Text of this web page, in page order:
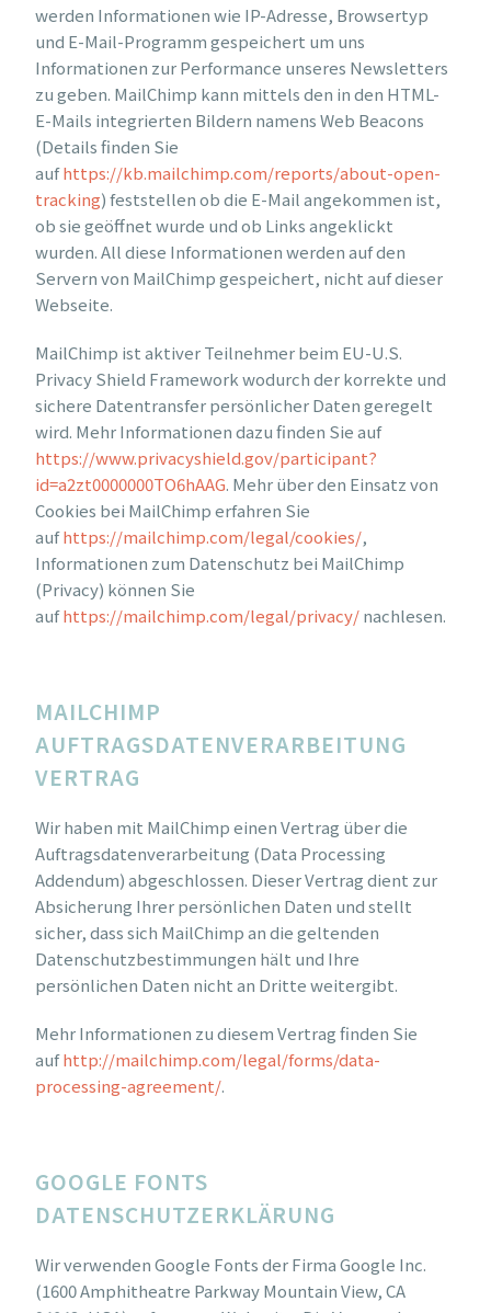
werden Informationen wie IP-Adresse, Browsertyp
und E-Mail-Programm gespeichert um uns
Informationen zur Performance unseres Newsletters
zu geben. MailChimp kann mittels den in den HTML-
E-Mails integrierten Bildern namens Web Beacons
(Details finden Sie
aufhttps://kb.mailchimp.com/reports/about-open-
tracking) feststellen ob die E-Mail angekommen ist,
ob sie geöffnet wurde und ob Links angeklickt
wurden. All diese Informationen werden auf den
Servern von MailChimp gespeichert, nicht auf dieser
Webseite.
MailChimp ist aktiver Teilnehmer beim EU-U.S.
Privacy Shield Framework wodurch der korrekte und
sichere Datentransfer persönlicher Daten geregelt
wird. Mehr Informationen dazu finden Sie auf
https://www.privacyshield.gov/participant?
id=a2zt0000000TO6hAAG. Mehr über den Einsatz von
Cookies bei MailChimp erfahren Sie
aufhttps://mailchimp.com/legal/cookies/,
Informationen zum Datenschutz bei MailChimp
(Privacy) können Sie
aufhttps://mailchimp.com/legal/privacy/nachlesen.
MAILCHIMP
AUFTRAGSDATENVERARBEITUNG
VERTRAG
Wir haben mit MailChimp einen Vertrag über die
Auftragsdatenverarbeitung (Data Processing
Addendum) abgeschlossen. Dieser Vertrag dient zur
Absicherung Ihrer persönlichen Daten und stellt
sicher, dass sich MailChimp an die geltenden
Datenschutzbestimmungen hält und Ihre
persönlichen Daten nicht an Dritte weitergibt.
Mehr Informationen zu diesem Vertrag finden Sie
aufhttp://mailchimp.com/legal/forms/data-
processing-agreement/.
GOOGLE FONTS
DATENSCHUTZERKLÄRUNG
Wir verwenden Google Fonts der Firma Google Inc.
(1600 Amphitheatre Parkway Mountain View, CA